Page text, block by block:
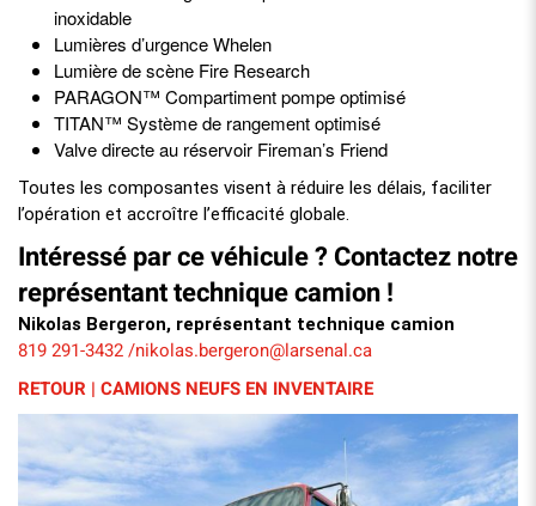
inoxidable
Lumières d’urgence Whelen
Lumière de scène Fire Research
PARAGON™ Compartiment pompe optimisé
TITAN™ Système de rangement optimisé
Valve directe au réservoir Fireman’s Friend
Toutes les composantes visent à réduire les délais, faciliter
l’opération et accroître l’efficacité globale.
Intéressé par ce véhicule ? Contactez notre
représentant technique camion !
Nikolas Bergeron, représentant technique camion
819 291-3432 /nikolas.bergeron@larsenal.ca
RETOUR | CAMIONS NEUFS EN INVENTAIRE